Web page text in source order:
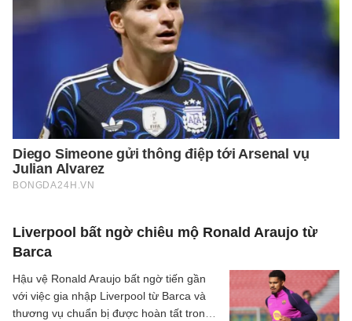
Liverpool bất ngờ chiêu mộ Ronald Araujo từ
Barca
Hậu vệ Ronald Araujo bất ngờ tiến gần
với việc gia nhập Liverpool từ Barca và
thương vụ chuẩn bị được hoàn tất trong